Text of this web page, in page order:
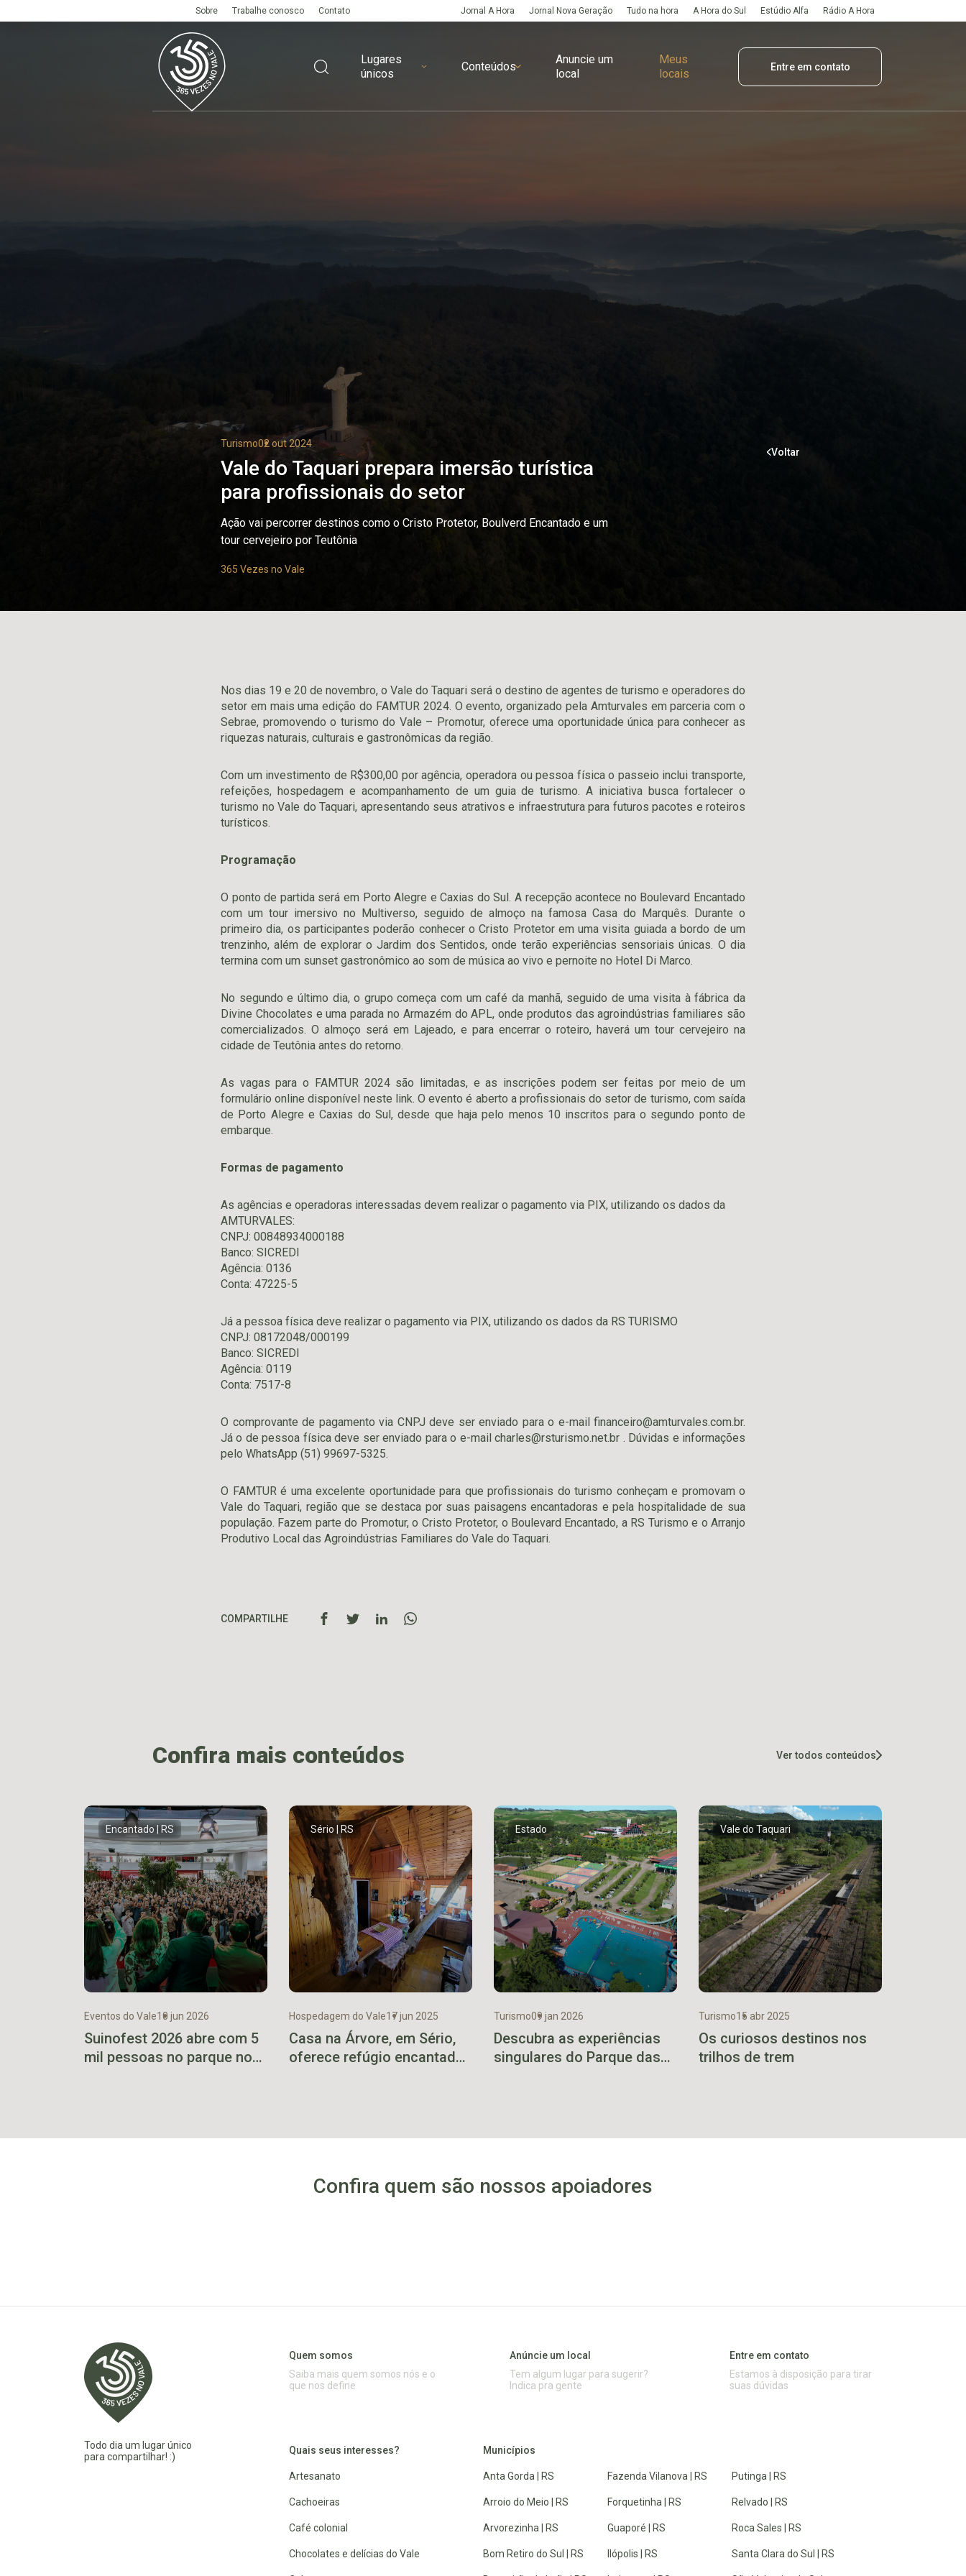
Sobre Trabalhe conosco Contato Jornal A Hora Jornal Nova Geração Tudo na hora A Hora do Sul Estúdio Alfa Rádio A Hora
Lugares
únicos
Conteúdos
Anuncie um
local
Meus
locais
Entre em contato
Turismo02 out 2024
Vale do Taquari prepara imersão turística
para profissionais do setor
Ação vai percorrer destinos como o Cristo Protetor, Boulverd Encantado e um
tour cervejeiro por Teutônia
365 Vezes no Vale
Voltar
Nos dias 19 e 20 de novembro, o Vale do Taquari será o destino de agentes de turismo e operadores do
setor em mais uma edição do FAMTUR 2024. O evento, organizado pela Amturvales em parceria com o
Sebrae, promovendo o turismo do Vale – Promotur, oferece uma oportunidade única para conhecer as
riquezas naturais, culturais e gastronômicas da região.
Com um investimento de R$300,00 por agência, operadora ou pessoa física o passeio inclui transporte,
refeições, hospedagem e acompanhamento de um guia de turismo. A iniciativa busca fortalecer o
turismo no Vale do Taquari, apresentando seus atrativos e infraestrutura para futuros pacotes e roteiros
turísticos.
Programação
O ponto de partida será em Porto Alegre e Caxias do Sul. A recepção acontece no Boulevard Encantado
com um tour imersivo no Multiverso, seguido de almoço na famosa Casa do Marquês. Durante o
primeiro dia, os participantes poderão conhecer o Cristo Protetor em uma visita guiada a bordo de um
trenzinho, além de explorar o Jardim dos Sentidos, onde terão experiências sensoriais únicas. O dia
termina com um sunset gastronômico ao som de música ao vivo e pernoite no Hotel Di Marco.
No segundo e último dia, o grupo começa com um café da manhã, seguido de uma visita à fábrica da
Divine Chocolates e uma parada no Armazém do APL, onde produtos das agroindústrias familiares são
comercializados. O almoço será em Lajeado, e para encerrar o roteiro, haverá um tour cervejeiro na
cidade de Teutônia antes do retorno.
As vagas para o FAMTUR 2024 são limitadas, e as inscrições podem ser feitas por meio de um
formulário online disponível neste link. O evento é aberto a profissionais do setor de turismo, com saída
de Porto Alegre e Caxias do Sul, desde que haja pelo menos 10 inscritos para o segundo ponto de
embarque.
Formas de pagamento
As agências e operadoras interessadas devem realizar o pagamento via PIX, utilizando os dados da
AMTURVALES:
CNPJ: 00848934000188
Banco: SICREDI
Agência: 0136
Conta: 47225-5
Já a pessoa física deve realizar o pagamento via PIX, utilizando os dados da RS TURISMO
CNPJ: 08172048/000199
Banco: SICREDI
Agência: 0119
Conta: 7517-8
O comprovante de pagamento via CNPJ deve ser enviado para o e-mail financeiro@amturvales.com.br.
Já o de pessoa física deve ser enviado para o e-mailcharles@rsturismo.net.br . Dúvidas e informações
pelo WhatsApp (51) 99697-5325.
O FAMTUR é uma excelente oportunidade para que profissionais do turismo conheçam e promovam o
Vale do Taquari, região que se destaca por suas paisagens encantadoras e pela hospitalidade de sua
população. Fazem parte do Promotur, o Cristo Protetor, o Boulevard Encantado, a RS Turismo e o Arranjo
Produtivo Local das Agroindústrias Familiares do Vale do Taquari.
COMPARTILHE
Confira mais conteúdos Ver todos conteúdos
Encantado | RS
Eventos do Vale10 jun 2026
Suinofest 2026 abre com 5
mil pessoas no parque no
Sério | RS
Hospedagem do Vale17 jun 2025
Casa na Árvore, em Sério,
oferece refúgio encantador
Estado
Turismo09 jan 2026
Descubra as experiências
singulares do Parque das
Vale do Taquari
Turismo15 abr 2025
Os curiosos destinos nos
trilhos de trem
Confira quem são nossos apoiadores
Todo dia um lugar único
para compartilhar! :)
Quem somos
Saiba mais quem somos nós e o
que nos define
Anúncie um local
Tem algum lugar para sugerir?
Indica pra gente
Entre em contato
Estamos à disposição para tirar
suas dúvidas
Quais seus interesses?
Artesanato
Cachoeiras
Café colonial
Chocolates e delícias do Vale
Municípios
Anta Gorda | RS
Arroio do Meio | RS
Arvorezinha | RS
Bom Retiro do Sul | RS
Fazenda Vilanova | RS
Forquetinha | RS
Guaporé | RS
Ilópolis | RS
Putinga | RS
Relvado | RS
Roca Sales | RS
Santa Clara do Sul | RS